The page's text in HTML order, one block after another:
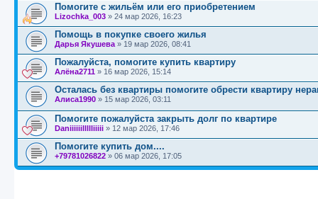
Помогите с жильём или его приобретением
Lizochka_003 » 24 мар 2026, 16:23
Помощь в покупке своего жилья
Дарья Якушева » 19 мар 2026, 08:41
Пожалуйста, помогите купить квартиру
Алёна2711 » 16 мар 2026, 15:14
Осталась без квартиры помогите обрести квартиру
Алиса1990 » 15 мар 2026, 03:11
Помогите пожалуйста закрыть долг по квартире
Daniiiiiillllliiiii » 12 мар 2026, 17:46
Помогите купить дом....
+79781026822 » 06 мар 2026, 17:05